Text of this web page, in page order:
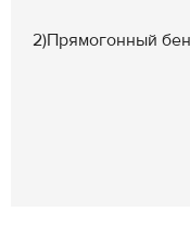
2)Прямогонный